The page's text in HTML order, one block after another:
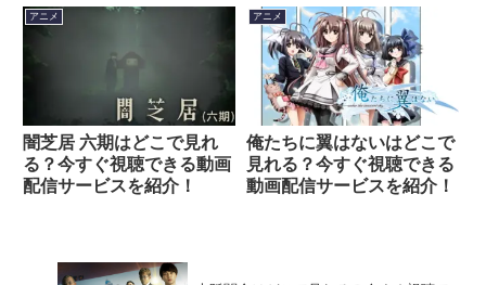
アニメ
闇芝居 六期はどこで見れ
る？今すぐ視聴できる動画
配信サービスを紹介！
アニメ
俺たちに翼はないはどこで
見れる？今すぐ視聴できる
動画配信サービスを紹介！